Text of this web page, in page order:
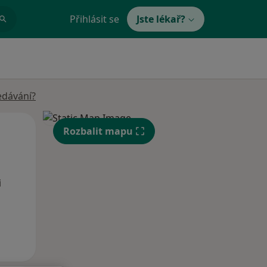
Přihlásit se Jste lékař?
Út St
12 Srpen
Rozbalit mapu